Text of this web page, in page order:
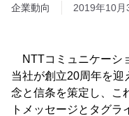
企業動向
2019年10
NTTコミュニケーシ
当社が創立20周年を迎
念と信条を策定し、こ
トメッセージとタグラ